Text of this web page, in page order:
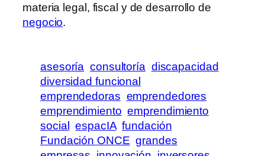
materia legal, fiscal y de desarrollo de
negocio.
asesoría consultoría discapacidad
diversidad funcional
emprendedoras emprendedores
emprendimiento emprendimiento
social espacIA fundación
Fundación ONCE grandes